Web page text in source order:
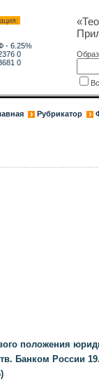
- 6.25%
0
0
Рубрикатор
положения
Банком России